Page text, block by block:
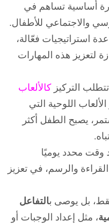
أساسية تساهم في
والاجتماعي للأطفال.
استراتيجيات فعّالة،
لتعزيز هذه المهارات
التركيز كالألعاب
الألعاب اللوحية التي
يصبح الطفل أكثر
وقت محدد يوميًا
والرسم، في تعزيز
بل يوصى بالتفاعل
، مثل إعداد الوجبات أو